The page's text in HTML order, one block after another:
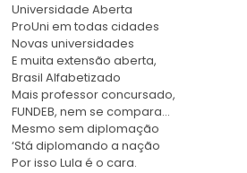
Universidade Aberta
ProUni em todas cidades
Novas universidades
E muita extensão aberta,
Brasil Alfabetizado
Mais professor concursado,
FUNDEB, nem se compara…
Mesmo sem diplomação
‘Stá diplomando a nação
Por isso Lula é o cara.